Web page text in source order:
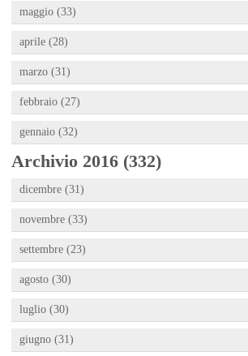
maggio (33)
aprile (28)
marzo (31)
febbraio (27)
gennaio (32)
Archivio 2016 (332)
dicembre (31)
novembre (33)
settembre (23)
agosto (30)
luglio (30)
giugno (31)